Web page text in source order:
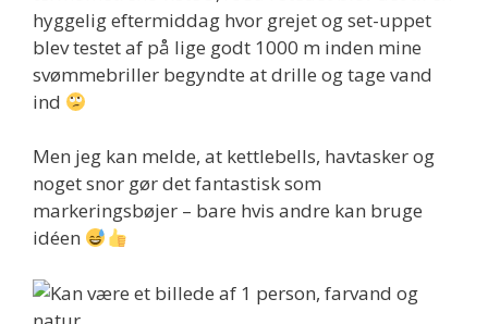
hyggelig eftermiddag hvor grejet og set-uppet
blev testet af på lige godt 1000 m inden mine
svømmebriller begyndte at drille og tage vand
ind
Men jeg kan melde, at kettlebells, havtasker og
noget snor gør det fantastisk som
markeringsbøjer – bare hvis andre kan bruge
idéen